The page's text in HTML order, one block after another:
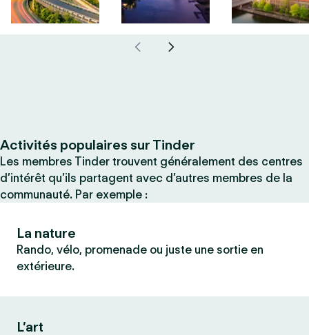
Activités populaires sur Tinder
Les membres Tinder trouvent généralement des centres
d’intérêt qu’ils partagent avec d’autres membres de la
communauté. Par exemple :
La nature
Rando, vélo, promenade ou juste une sortie en
extérieure.
L’art